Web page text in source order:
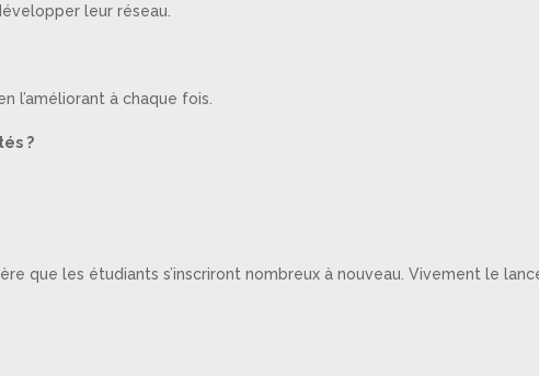
leur réseau.
l’améliorant à chaque fois.
?
que les étudiants s’inscriront nombreux à nouveau. Vivement le